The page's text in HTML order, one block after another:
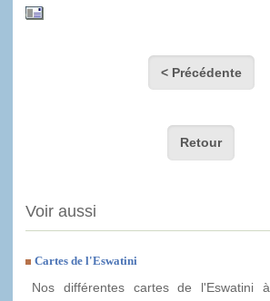
< Précédente
Retour
Voir aussi
Cartes de l'Eswatini
Nos différentes cartes de l'Eswatini à